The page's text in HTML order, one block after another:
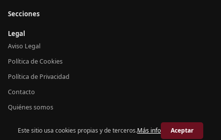
Secciones
Legal
Aviso Legal
Política de Cookies
Política de Privacidad
Contacto
Quiénes somos
© 2026 Crónica Baleares
Este sitio usa cookies propias y de terceros.Más info Aceptar